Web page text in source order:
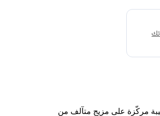
مركّزة على مزيج متآلف من